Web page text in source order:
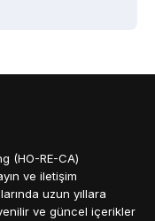
(HO-RE-CA)
ve iletişim
uzun yıllara
ve güncel içerikler